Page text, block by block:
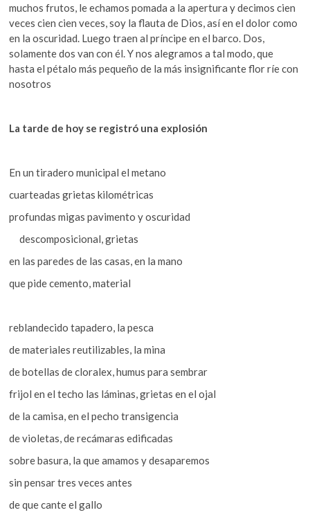
muchos frutos, le echamos pomada a la apertura y decimos cien
veces cien cien veces, soy la flauta de Dios, así en el dolor como
en la oscuridad. Luego traen al príncipe en el barco. Dos,
solamente dos van con él. Y nos alegramos a tal modo, que
hasta el pétalo más pequeño de la más insignificante flor ríe con
nosotros
La tarde de hoy se registró una explosión
En un tiradero municipal el metano
cuarteadas grietas kilométricas
profundas migas pavimento y oscuridad
descomposicional, grietas
en las paredes de las casas, en la mano
que pide cemento, material
reblandecido tapadero, la pesca
de materiales reutilizables, la mina
de botellas de cloralex, humus para sembrar
frijol en el techo las láminas, grietas en el ojal
de la camisa, en el pecho transigencia
de violetas, de recámaras edificadas
sobre basura, la que amamos y desaparemos
sin pensar tres veces antes
de que cante el gallo